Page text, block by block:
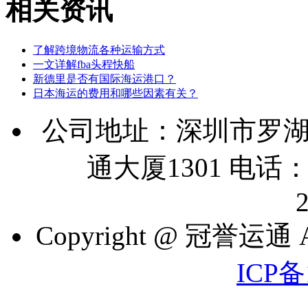
相关资讯
了解跨境物流各种运输方式
一文详解fba头程快船
新德里是否有国际海运港口？
日本海运的费用和哪些因素有关？
公司地址：深圳市罗
通大厦1301 电话
Copyright @ 冠誉运通
ICP